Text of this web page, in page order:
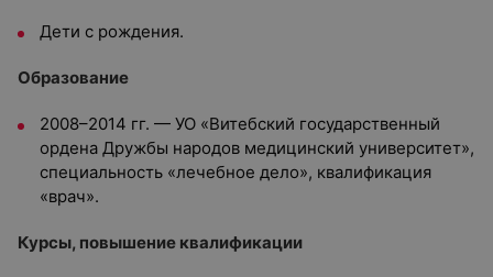
Дети с рождения.
Образование
2008–2014 гг. — УО «Витебский государственный
ордена Дружбы народов медицинский университет»,
специальность «лечебное дело», квалификация
«врач».
Курсы, повышение квалификации